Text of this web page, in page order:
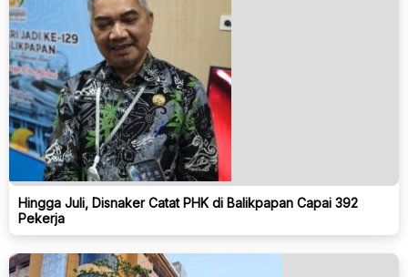
Hingga Juli, Disnaker Catat PHK di Balikpapan Capai 392
Pekerja